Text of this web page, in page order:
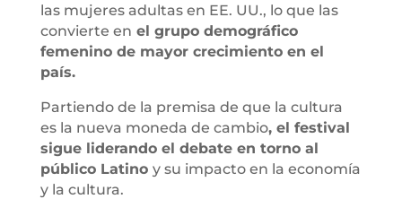
las mujeres adultas en EE. UU., lo que las
convierte en el grupo demográfico
femenino de mayor crecimiento en el
país.
Partiendo de la premisa de que la cultura
es la nueva moneda de cambio, el festival
sigue liderando el debate en torno al
público Latino y su impacto en la economía
y la cultura.